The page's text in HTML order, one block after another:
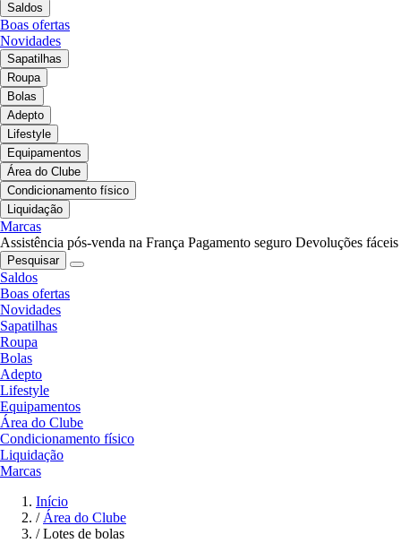
Saldos
Boas ofertas
Novidades
Sapatilhas
Roupa
Bolas
Adepto
Lifestyle
Equipamentos
Área do Clube
Condicionamento físico
Liquidação
Marcas
Assistência pós-venda na França Pagamento seguro Devoluções fáceis
Pesquisar
Saldos
Boas ofertas
Novidades
Sapatilhas
Roupa
Bolas
Adepto
Lifestyle
Equipamentos
Área do Clube
Condicionamento físico
Liquidação
Marcas
Início
/ Área do Clube
/ Lotes de bolas